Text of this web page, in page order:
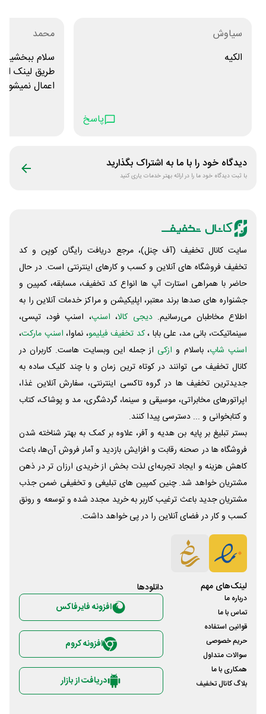
سیاوش
الکیه
پاسخ
محمد
سلام ببخشید
دیدگاه خود را با ما به اشتراک بگذارید
با ثبت دیدگاه خود ما را در ارائه بهتر خدمات یاری کنید
سایت کانال تخفیف (آف چنل)، مرجع دریافت رایگان کوپن و کد
تخفیف فروشگاه های آنلاین و کسب و‌ کارهای اینترنتی است. در حال
حاضر با همراهی استارت آپ ها انواع کد تخفیف، مسابقه، کمپین و
جشنواره های صدها برند معتبر، اپلیکیشن و مراکز خدمات آنلاین را به
اطلاع مخاطبان می‌رسانیم. دیجی کالا، اسنپ، اسنپ فود، تپسی،
سینماتیکت، بانی مد، علی‌ بابا ،کد تخفیف فیلیمو، نماوا، اسنپ مارکت،
اسنپ شاپ، باسلام و ازکی از جمله این وبسایت ‌هاست. کاربران در
کانال تخفیف می توانند در کوتاه ترین زمان و با چند کلیک ساده به
جدیدترین تخفیف ها در گروه تاکسی اینترنتی، سفارش آنلاین غذا،
اپراتورهای مخابراتی، موسیقی و سینما، گردشگری، مد و پوشاک، کتاب
و کتابخوانی و ... دسترسی پیدا کنند.
بستر تبلیغ بر پایه بن هدیه و آفر، علاوه بر کمک به بهتر شناخته شدن
فروشگاه ها در صحنه رقابت و افزایش بازدید و آمار فروش آن‌ها، باعث
کاهش هزینه و ایجاد تجربه‌ای لذت بخش از خریدی ارزان تر در ذهن
مشتریان خواهد شد. چنین کمپین های تبلیغی و تخفیفی ضمن جذب
مشتریان جدید باعث ترغیب کاربر به خرید مجدد شده و توسعه و رونق
کسب و کار در فضای آنلاین را در پی خواهد داشت.
لینک‌های مهم
درباره ما
تماس با ما
قوانین استفاده
حریم خصوصی
سوالات متداول
همکاری با ما
بلاگ کانال تخفیف
دانلود‌ها
افزونه فایرفاکس
افزونه کروم
دریافت از بازار